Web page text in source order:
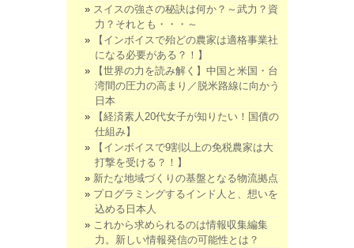
スイスの強さの秘訣は何か？～武力？資
力？それとも・・・～
【インボイスで殆どの農家は適格事業社
になる必要がある？！】
【世界の力を読み解く】中国と米国・台
湾間の圧力の高まり／脱米路線に向かう
日本
【経済素人20代女子が知りたい！国債の
仕組み】
【インボイスで9割以上の免税農家は大
打撃を受ける？！】
新たな地域づくりの基盤となる物流拠点
プログラミングするインド人と、想いを
込める日本人
これから求められるのは情報収集編集
力。新しい情報発信の可能性とは？